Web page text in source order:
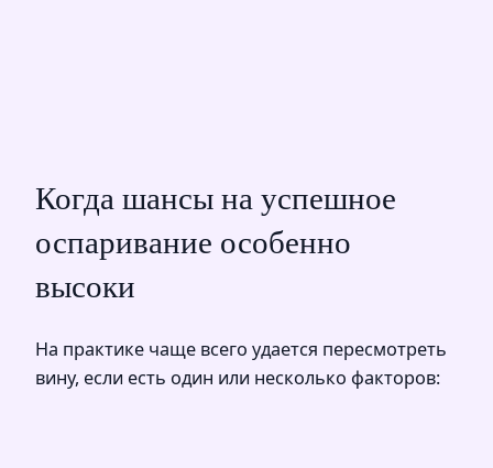
Когда шансы на успешное
оспаривание особенно
высоки
На практике чаще всего удается пересмотреть
вину, если есть один или несколько факторов: